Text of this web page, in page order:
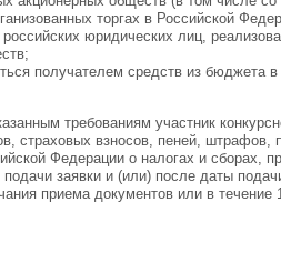
торгах в Российской
российских юридических лиц,
получателем средств из бюджета
требованиям участник
страховых взносов, пеней, штрафов,
Федерации о налогах и
заявки и (или) после даты
приема документов или в